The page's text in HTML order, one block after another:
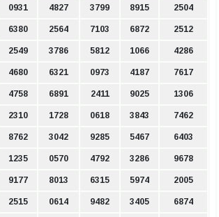
0931 4827 3799 8915 2504
6380 2564 7103 6872 2512
2549 3786 5812 1066 4286
4680 6321 0973 4187 7617
4758 6891 2411 9025 1306
2310 1728 0618 3843 7462
8762 3042 9285 5467 6403
1235 0570 4792 3286 9678
9177 8013 6315 5974 2005
2515 0614 9482 3405 6874